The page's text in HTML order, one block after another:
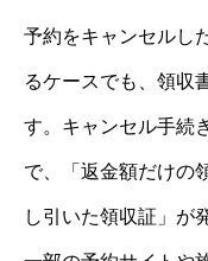
予約をキャンセルし
るケースでも、領収
す。キャンセル手続
で、「返金額だけの
し引いた領収証」が